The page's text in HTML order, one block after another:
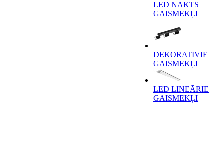
LED NAKTS
GAISMEKĻI
DEKORATĪVIE
GAISMEKĻI
LED LINEĀRIE
GAISMEKĻI